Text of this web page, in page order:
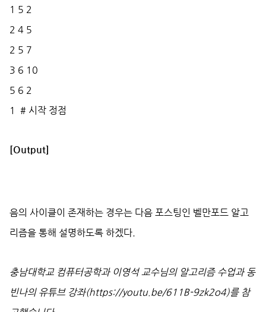
1 5 2
2 4 5
2 5 7
3 6 10
5 6 2
1 # 시작 정점
[Output]
음의 사이클이 존재하는 경우는 다음 포스팅인 벨만포드 알고
리즘을 통해 설명하도록 하겠다.
충남대학교 컴퓨터공학과 이영석 교수님의 알고리즘 수업과 동
빈나의 유튜브 강좌(https://youtu.be/611B-9zk2o4)를 참